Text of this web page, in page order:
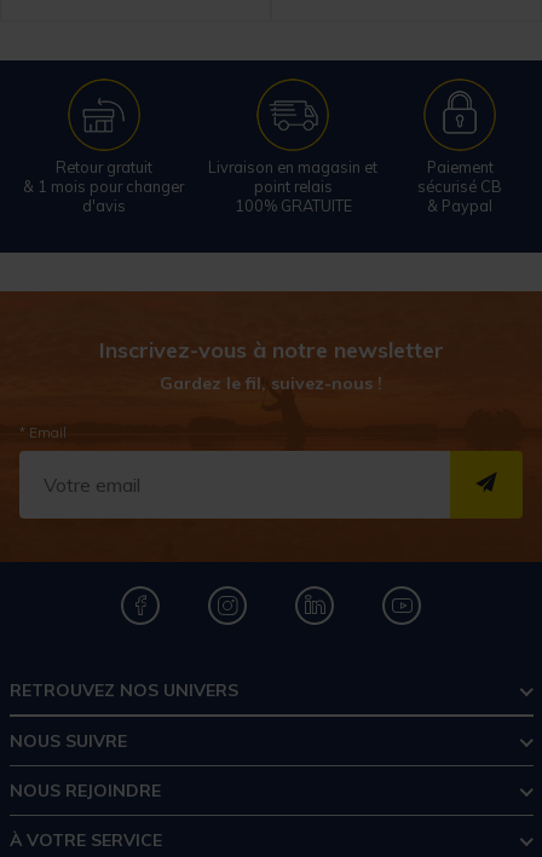
Retour gratuit
& 1 mois pour changer
d'avis
Livraison en magasin et
point relais
100% GRATUITE
Paiement
sécurisé CB
& Paypal
Inscrivez-vous à notre newsletter
Gardez le fil, suivez-nous !
* Email
RETROUVEZ NOS UNIVERS
NOUS SUIVRE
NOUS REJOINDRE
À VOTRE SERVICE